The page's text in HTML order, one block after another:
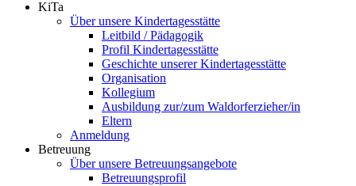
KiTa
Über unsere Kindertagesstätte
Leitbild / Pädagogik
Profil Kindertagesstätte
Geschichte unserer Kindertagesstätte
Organisation
Kollegium
Ausbildung zur/zum Waldorferzieher/in
Eltern
Anmeldung
Betreuung
Über unsere Betreuungsangebote
Betreuungsprofil